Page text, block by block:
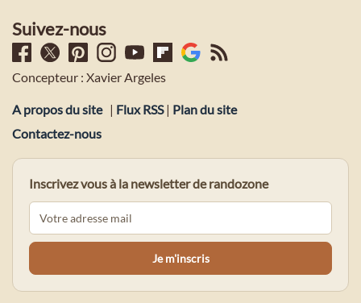
Suivez-nous
Concepteur : Xavier Argeles
A propos du site | Flux RSS| Plan du site
Contactez-nous
Inscrivez vous à la newsletter de randozone